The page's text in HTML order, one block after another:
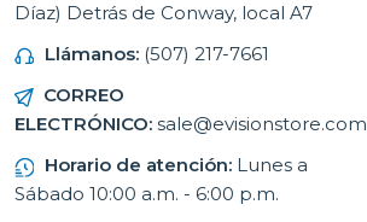
Díaz) Detrás de Conway, local A7
Llámanos: (507) 217-7661
CORREO
ELECTRÓNICO: sale@evisionstore.com
Horario de atención: Lunes a
Sábado 10:00 a.m. - 6:00 p.m.